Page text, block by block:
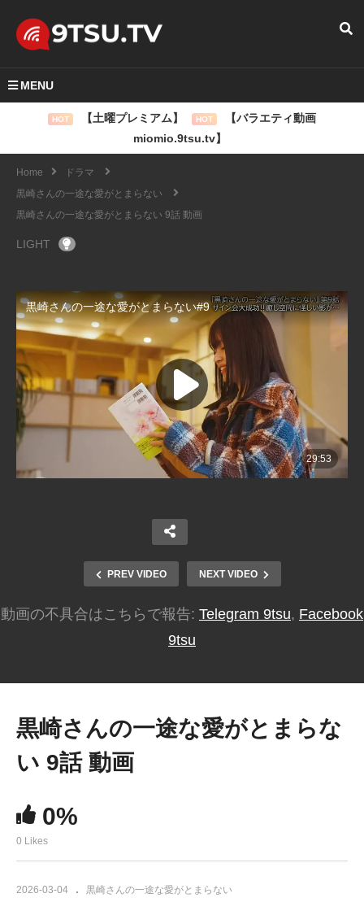
MENU
HOT 【土曜プレミアム】 HOT
【バラエティ動画
miomio.9tsu.tv】
Home
ドラマ
黒崎さんの一途な愛がとまらない
黒崎さんの一途な愛がとまらない 9話 動画
LIGHT
PREV VIDEO NEXT VIDEO
動画の不具合はこちらで報告: Telegram 9tsu, Facebook
9tsu
黒崎さんの一途な愛がとまらな
い 9話 動画
0%
0 Likes
2026-03-04 黒崎さんの一途な愛がとまらない